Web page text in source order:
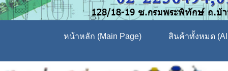
หน้าหลัก (Main Page) สินค้าทั้งหมด